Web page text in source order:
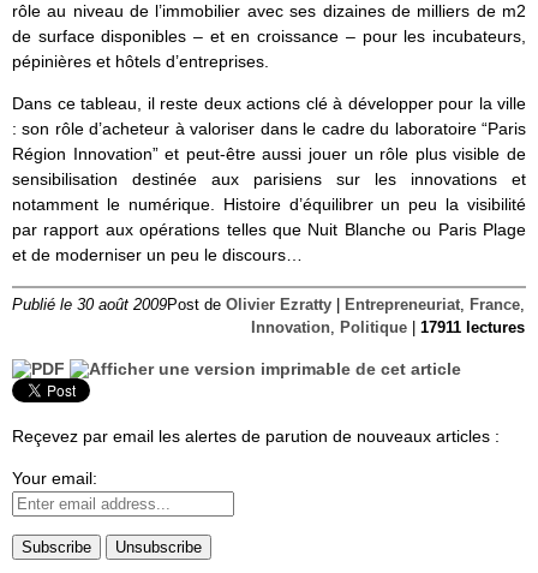
rôle au niveau de l’immobilier avec ses dizaines de milliers de m2
de surface disponibles – et en croissance – pour les incubateurs,
pépinières et hôtels d’entreprises.
Dans ce tableau, il reste deux actions clé à développer pour la ville
: son rôle d’acheteur à valoriser dans le cadre du laboratoire “Paris
Région Innovation” et peut-être aussi jouer un rôle plus visible de
sensibilisation destinée aux parisiens sur les innovations et
notamment le numérique. Histoire d’équilibrer un peu la visibilité
par rapport aux opérations telles que Nuit Blanche ou Paris Plage
et de moderniser un peu le discours…
Publié le 30 août 2009Post de Olivier Ezratty Entrepreneuriat, France,
Innovation, Politique 17911 lectures
Reçevez par email les alertes de parution de nouveaux articles :
Your email: